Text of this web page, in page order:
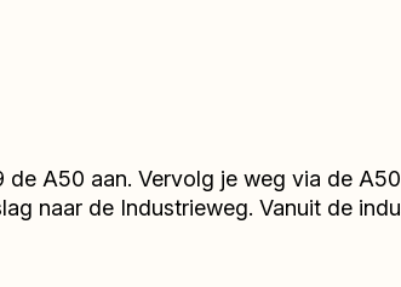
A50 aan. Vervolg je weg via de
naar de Industrieweg. Vanuit de